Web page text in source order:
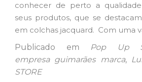
conhecer de perto a
seus produtos, que se
em colchas jacquard. Com uma
Publicado em
Pop Up
empresa guimarães marca,
STORE